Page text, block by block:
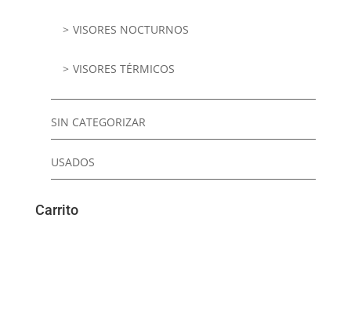
VISORES NOCTURNOS
VISORES TÉRMICOS
SIN CATEGORIZAR
USADOS
Carrito